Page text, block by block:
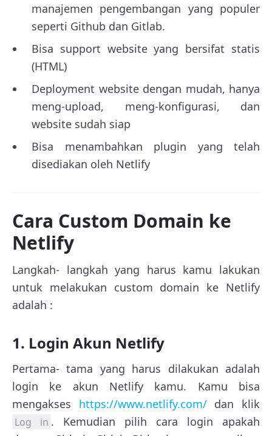
manajemen pengembangan yang populer
seperti Github dan Gitlab.
Bisa support website yang bersifat statis
(HTML)
Deployment website dengan mudah, hanya
meng-upload, meng-konfigurasi, dan
website sudah siap
Bisa menambahkan plugin yang telah
disediakan oleh Netlify
Cara Custom Domain ke
Netlify
Langkah- langkah yang harus kamu lakukan
untuk melakukan custom domain ke Netlify
adalah :
1. Login Akun Netlify
Pertama- tama yang harus dilakukan adalah
login ke akun Netlify kamu. Kamu bisa
mengakses https://www.netlify.com/dan klik
Log in . Kemudian pilih cara login apakah